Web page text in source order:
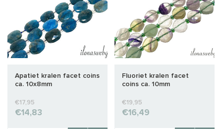
Apatiet kralen facet coins
ca. 10x8mm
€17,95
€14,83
Fluoriet kralen facet
coins ca. 10mm
€19,95
€16,49